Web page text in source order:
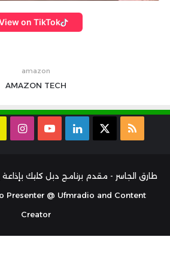
on TikTok
amazon
AMAZON TECH
ملخص
RSS
لينكدإن
طارق الجاسر - مقدم برنامج دبل كليك
Presenter @ Ufmradio and Content
Creator